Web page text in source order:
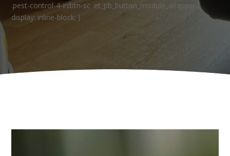
.pest-control-4-inlbtn-sc .et_pb_button_module_wrapper {
display: inline-block; }